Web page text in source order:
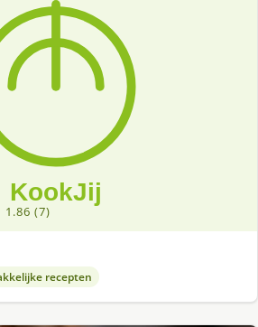
1.86 (7)
recepten